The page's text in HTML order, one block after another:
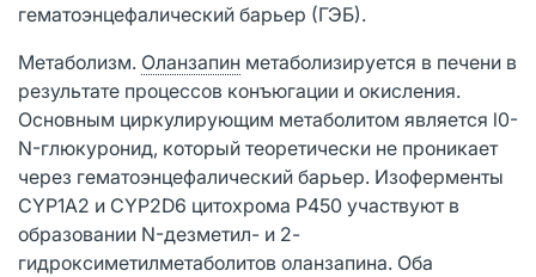
гематоэнцефалический барьер (ГЭБ).
Метаболизм. Оланзапин метаболизируется в печени в
результате процессов конъюгации и окисления.
Основным циркулирующим метаболитом является l0-
N-глюкуронид, который теоретически не проникает
через гематоэнцефалический барьер. Изоферменты
CYP1A2 и CYP2D6 цитохрома Р450 участвуют в
образовании N-дезметил- и 2-
гидроксиметилметаболитов оланзапина. Оба